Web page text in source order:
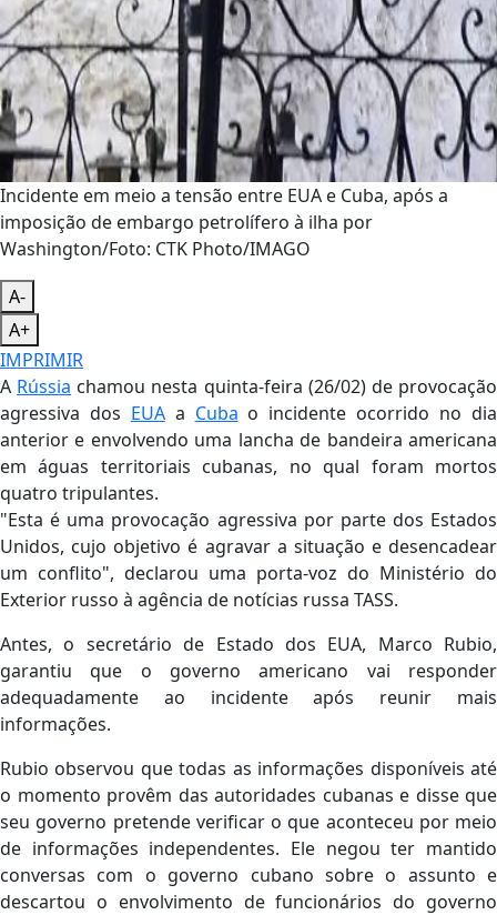
Incidente em meio a tensão entre EUA e Cuba, após a
imposição de embargo petrolífero à ilha por
Washington/Foto: CTK Photo/IMAGO
A-
A+
IMPRIMIR
A Rússia chamou nesta quinta-feira (26/02) de provocação
agressiva dos EUAa Cuba o incidente ocorrido no dia
anterior e envolvendo uma lancha de bandeira americana
em águas territoriais cubanas, no qual foram mortos
quatro tripulantes.
"Esta é uma provocação agressiva por parte dos Estados
Unidos, cujo objetivo é agravar a situação e desencadear
um conflito", declarou uma porta-voz do Ministério do
Exterior russo à agência de notícias russa TASS.
Antes, o secretário de Estado dos EUA, Marco Rubio,
garantiu que o governo americano vai responder
adequadamente ao incidente após reunir mais
informações.
Rubio observou que todas as informações disponíveis até
o momento provêm das autoridades cubanas e disse que
seu governo pretende verificar o que aconteceu por meio
de informações independentes. Ele negou ter mantido
conversas com o governo cubano sobre o assunto e
descartou o envolvimento de funcionários do governo